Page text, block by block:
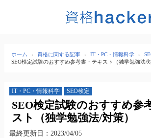
ホーム › 資格に関する記事 › IT・PC・情報科学 ›
SEO検定試験のおすすめ参考書・テキスト（独学勉強法/対
IT・PC・情報科学 SEO検定
SEO検定試験のおすすめ参
スト（独学勉強法/対策）
最終更新日：2023/04/05